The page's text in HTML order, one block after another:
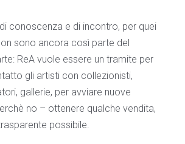
conoscenza e di incontro, per quei
sono ancora così parte del
ReA vuole essere un tramite per
gli artisti con collezionisti,
gallerie, per avviare nuove
no – ottenere qualche vendita,
possibile.